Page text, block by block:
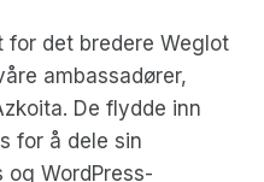
for det bredere Weglot
ambassadører,
De flydde inn
for å dele sin
og WordPress-